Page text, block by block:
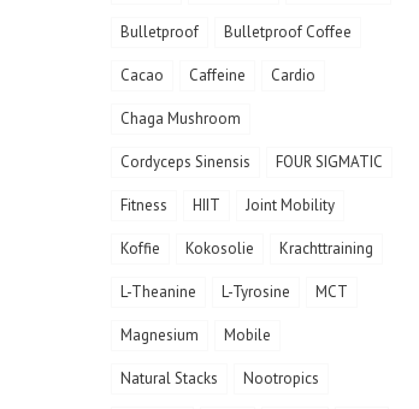
Bulletproof Bulletproof Coffee
Cacao Caffeine Cardio
Chaga Mushroom
Cordyceps Sinensis FOUR SIGMATIC
Fitness HIIT Joint Mobility
Koffie Kokosolie Krachttraining
L-Theanine L-Tyrosine MCT
Magnesium Mobile
Natural Stacks Nootropics